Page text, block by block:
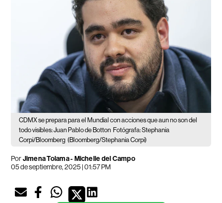
CDMX se prepara para el Mundial con acciones que aun no son del
todo visibles: Juan Pablo de Botton Fotógrafa: Stephania
Corpi/Bloomberg (Bloomberg/Stephania Corpi)
PorJimena Tolama-Michelle del Campo
05 de septiembre, 2025 | 01:57 PM